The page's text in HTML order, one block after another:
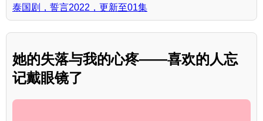
泰国剧，誓言2022，更新至01集
她的失落与我的心疼——喜欢的人忘
记戴眼镜了